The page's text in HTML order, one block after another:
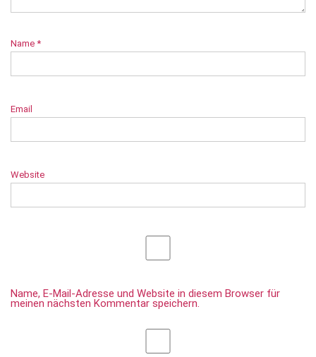
Name *
Email
Website
Name, E-Mail-Adresse und Website in diesem Browser für
meinen nächsten Kommentar speichern.